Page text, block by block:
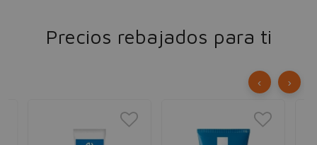
Precios rebajados para ti
‹ ›